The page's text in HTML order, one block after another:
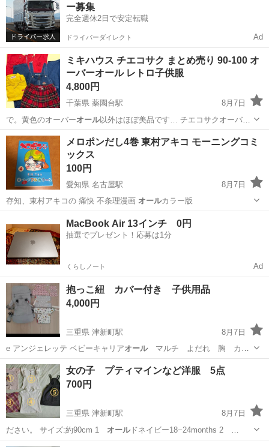
ー募集
完全週休2日で安定転職
ドライバーダイレクト Ad
ミキハウス チエコサク まとめ売り 90-100 オ
ーバーオール レトロ子供服
4,800円
千葉県 薬園台駅
8月7日
で。黄色のオーバーオール以外はほぼ美品です… チエコサクオーバー
オール2枚、ミキハウスオ… ーバーオール1枚 チエコサク半…
千葉 船橋市 薬園台駅 子供用品
メロポンだし4巻 東村アキコ モーニングコミ
ックス
100円
愛知県 名古屋駅
8月7日
存知、東村アキコの 痛快 不条理漫画 オールカラー版
マンガ、コミック、アニメ
MacBook Air 13インチ 0円
抽選でプレゼント！応募は1分
くらしノート Ad
抱っこ紐 カバー付き 子供用品
4,000円
三重県 津新町駅
8月7日
e アンジェレッテ ベビーキャリアオールマルチ よだれ 胸 カバ
ー 中古及…
三重 津市 津新町駅 子供用品 アンジェレッテ
女の子 プティマインなど洋服 5点
700円
三重県 津新町駅
8月7日
ださい。 サイズ:約90cm 1 オールドネイビー18−24months 2 …